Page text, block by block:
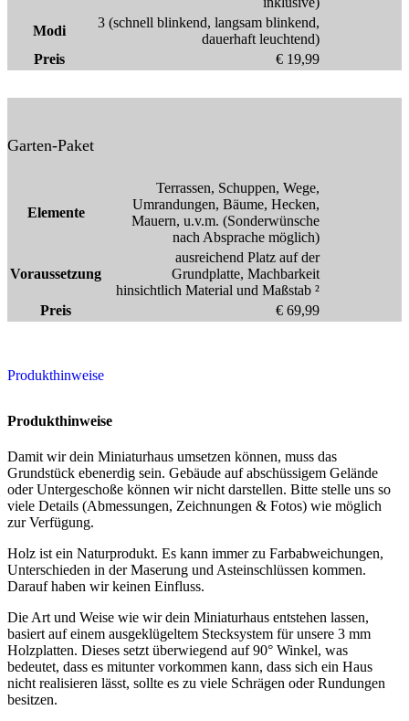
Modi
3 (schnell blinkend, langsam blinkend,
dauerhaft leuchtend)
Preis
€ 19,99
Garten-Paket
Elemente
Terrassen, Schuppen, Wege,
Umrandungen, Bäume, Hecken,
Mauern, u.v.m. (Sonderwünsche
nach Absprache möglich)
Voraussetzung
ausreichend Platz auf der
Grundplatte, Machbarkeit
hinsichtlich Material und Maßstab ²
Preis
€ 69,99
Produkthinweise
Produkthinweise
Damit wir dein Miniaturhaus umsetzen können, muss das
Grundstück ebenerdig sein. Gebäude auf abschüssigem Gelände
oder Untergeschoße können wir nicht darstellen. Bitte stelle uns so
viele Details (Abmessungen, Zeichnungen & Fotos) wie möglich
zur Verfügung.
Holz ist ein Naturprodukt. Es kann immer zu Farbabweichungen,
Unterschieden in der Maserung und Asteinschlüssen kommen.
Darauf haben wir keinen Einfluss.
Die Art und Weise wie wir dein Miniaturhaus entstehen lassen,
basiert auf einem ausgeklügeltem Stecksystem für unsere 3 mm
Holzplatten. Dieses setzt überwiegend auf 90° Winkel, was
bedeutet, dass es mitunter vorkommen kann, dass sich ein Haus
nicht realisieren lässt, sollte es zu viele Schrägen oder Rundungen
besitzen.